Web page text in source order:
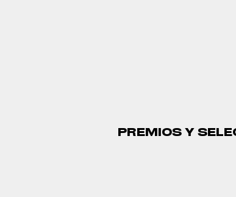
PREMIOS Y